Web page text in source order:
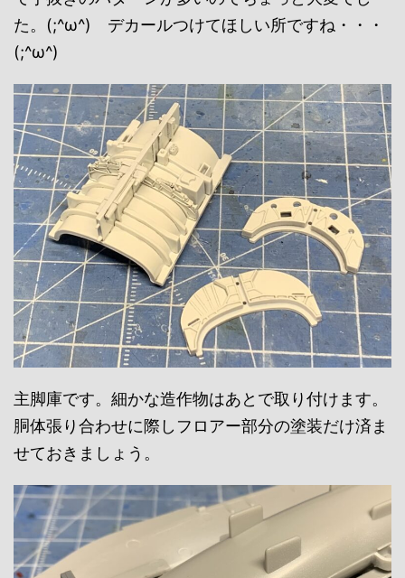
た。(;^ω^) デカールつけてほしい所ですね・・・
(;^ω^)
主脚庫です。細かな造作物はあとで取り付けます。
胴体張り合わせに際しフロアー部分の塗装だけ済ま
せておきましょう。